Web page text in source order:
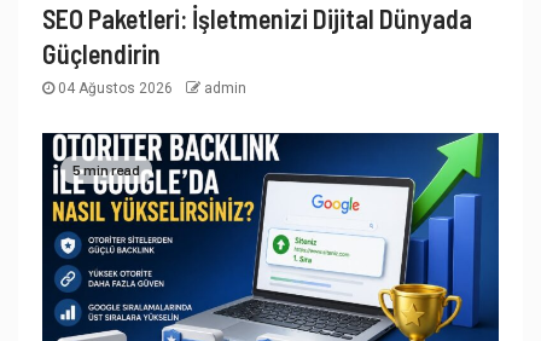
SEO Paketleri: İşletmenizi Dijital Dünyada
Güçlendirin
04 Ağustos 2026 admin
5 min read